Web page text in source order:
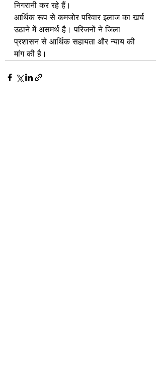
निगरानी कर रहे हैं।
आर्थिक रूप से कमजोर परिवार इलाज का खर्च
उठाने में असमर्थ है। परिजनों ने जिला
प्रशासन से आर्थिक सहायता और न्याय की
मांग की है।